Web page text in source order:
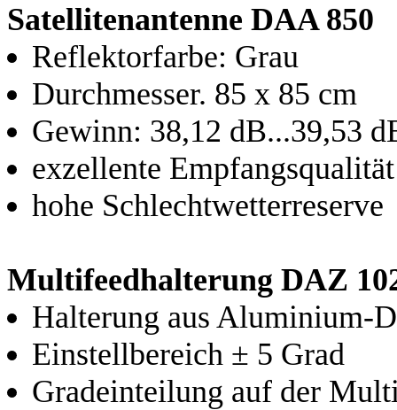
Satellitenantenne DAA 850
Reflektorfarbe: Grau
Durchmesser. 85 x 85 cm
Gewinn: 38,12 dB...39,53
exzellente Empfangsqualität
hohe Schlechtwetterreserve
Multifeedhalterung DAZ
Halterung aus Aluminium-
Einstellbereich ± 5 Grad
Gradeinteilung auf der